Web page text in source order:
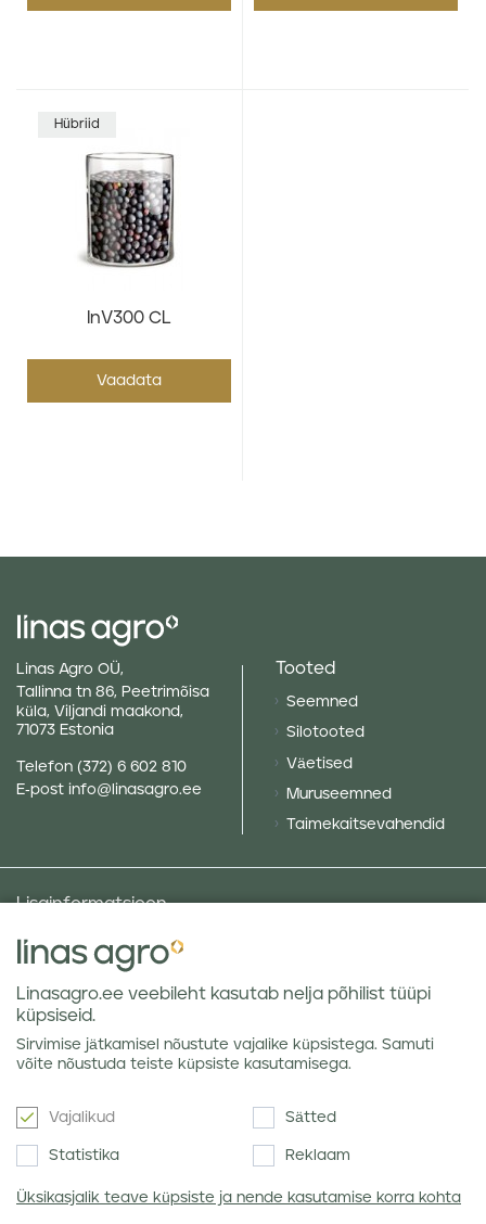
Hübriid
InV300 CL
Vaadata
Linas Agro OÜ,
Tallinna tn 86, Peetrimõisa
küla, Viljandi maakond,
71073 Estonia
Telefon (372) 6 602 810
E-post info@linasagro.ee
Tooted
Seemned
Silotooted
Väetised
Muruseemned
Taimekaitsevahendid
Lisainformatsioon
Taluniku põllugalerii
Sotsiaalne vastutus ja poliitikad
Andmekaitsetingimused
Kauba hoiustamine
Teraviljaturu ülevaated
Uudiskiri
Linasagro.ee veebileht kasutab nelja põhilist tüüpi
küpsiseid.
Sirvimise jätkamisel nõustute vajalike küpsistega. Samuti
võite nõustuda teiste küpsiste kasutamisega.
Vajalikud Sätted
Statistika Reklaam
Üksikasjalik teave küpsiste ja nende kasutamise korra kohta